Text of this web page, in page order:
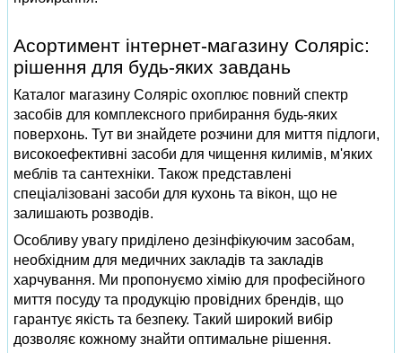
Асортимент інтернет-магазину Соляріс:
рішення для будь-яких завдань
Каталог магазину Соляріс охоплює повний спектр
засобів для комплексного прибирання будь-яких
поверхонь. Тут ви знайдете розчини для миття підлоги,
високоефективні засоби для чищення килимів, м'яких
меблів та сантехніки. Також представлені
спеціалізовані засоби для кухонь та вікон, що не
залишають розводів.
Особливу увагу приділено дезінфікуючим засобам,
необхідним для медичних закладів та закладів
харчування. Ми пропонуємо хімію для професійного
миття посуду та продукцію провідних брендів, що
гарантує якість та безпеку. Такий широкий вибір
дозволяє кожному знайти оптимальне рішення.